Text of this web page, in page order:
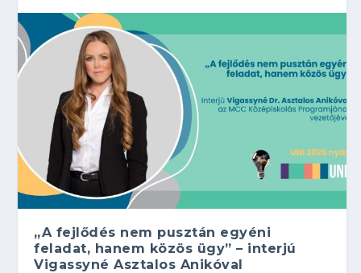
„A fejlődés nem pusztán egyéni
feladat, hanem közös ügy” – interjú
Vigassyné Asztalos Anikóval